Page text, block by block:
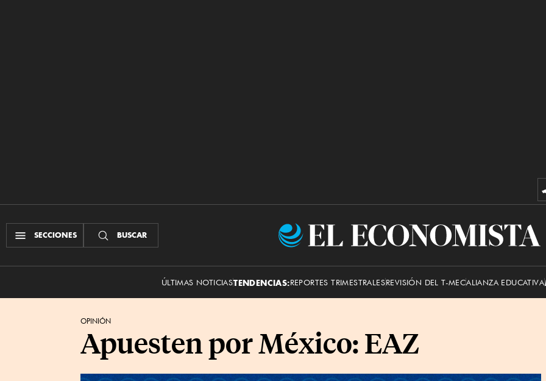
SECCIONES BUSCAR
El
ÚLTIMAS NOTICIASTENDENCIAS:REPORTES TRIMESTRALESREVISIÓN DEL T-MECALIANZA EDUCATIVA
OPINIÓN
Apuesten por México: EAZ